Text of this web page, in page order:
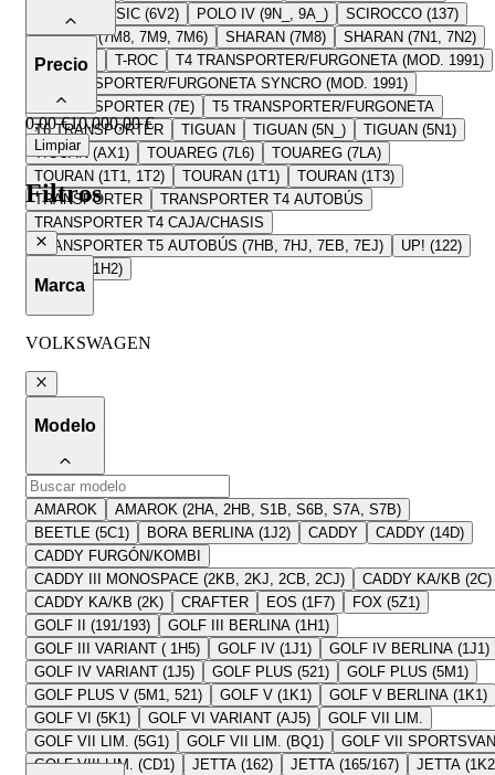
POLO CLASSIC (6V2)
POLO IV (9N_, 9A_)
SCIROCCO (137)
SHARAN (7M8, 7M9, 7M6)
SHARAN (7M8)
SHARAN (7N1, 7N2)
T-CROSS
T-ROC
T4 TRANSPORTER/FURGONETA (MOD. 1991)
T4 TRANSPORTER/FURGONETA SYNCRO (MOD. 1991)
T5 TRANSPORTER (7E)
T5 TRANSPORTER/FURGONETA
T6 TRANSPORTER
TIGUAN TIGUAN (5N_)
TIGUAN (5N1)
TIGUAN (AX1)
TOUAREG (7L6)
TOUAREG (7LA)
TOURAN (1T1, 1T2)
TOURAN (1T1)
TOURAN (1T3)
TRANSPORTER
TRANSPORTER T4 AUTOBÚS
TRANSPORTER T4 CAJA/CHASIS
TRANSPORTER T5 AUTOBÚS (7HB, 7HJ, 7EB, 7EJ)
UP! (122)
VENTO (1H2)
Precio
0,00 €10.000,00 €
Limpiar
Filtros
Marca
VOLKSWAGEN
Modelo
AMAROK
AMAROK (2HA, 2HB, S1B, S6B, S7A, S7B)
BEETLE (5C1)
BORA BERLINA (1J2) CADDY
CADDY (14D)
CADDY FURGÓN/KOMBI
CADDY III MONOSPACE (2KB, 2KJ, 2CB, 2CJ)
CADDY KA/KB (2C)
CADDY KA/KB (2K)
CRAFTER EOS (1F7)
FOX (5Z1)
GOLF II (191/193)
GOLF III BERLINA (1H1)
GOLF III VARIANT ( 1H5)
GOLF IV (1J1)
GOLF IV BERLINA (1J1)
GOLF IV VARIANT (1J5)
GOLF PLUS (521)
GOLF PLUS (5M1)
GOLF PLUS V (5M1, 521)
GOLF V (1K1)
GOLF V BERLINA (1K1)
GOLF VI (5K1)
GOLF VI VARIANT (AJ5)
GOLF VII LIM.
GOLF VII LIM. (5G1)
GOLF VII LIM. (BQ1)
GOLF VII SPORTSVAN
GOLF VIII LIM. (CD1)
JETTA (162) JETTA (165/167)
JETTA